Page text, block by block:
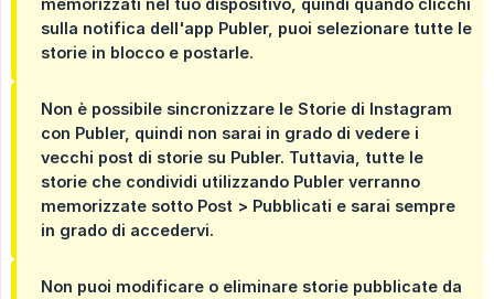
sulla notifica dell'app Publer, puoi selezionare tutte le
storie in blocco e postarle.
Non è possibile sincronizzare le Storie di Instagram
con Publer, quindi non sarai in grado di vedere i
vecchi post di storie su Publer. Tuttavia, tutte le
storie che condividi utilizzando Publer verranno
memorizzate sotto Post > Pubblicati e sarai sempre
in grado di accedervi.
Non puoi modificare o eliminare storie pubblicate da